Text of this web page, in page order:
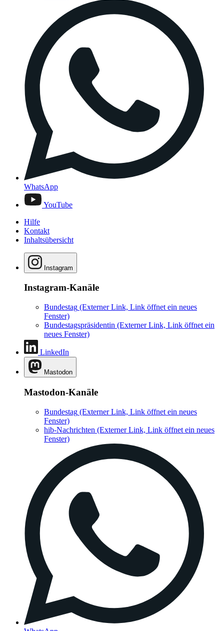
WhatsApp
YouTube
Hilfe
Kontakt
Inhaltsübersicht
Instagram
Instagram-Kanäle
Bundestag (Externer Link, Link öffnet ein neues
Fenster)
Bundestagspräsidentin (Externer Link, Link öffnet ein
neues Fenster)
LinkedIn
Mastodon
Mastodon-Kanäle
Bundestag (Externer Link, Link öffnet ein neues
Fenster)
hib-Nachrichten (Externer Link, Link öffnet ein neues
Fenster)